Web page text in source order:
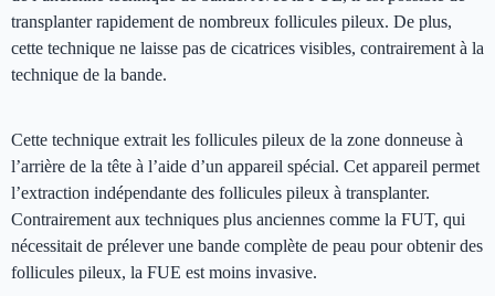
transplanter rapidement de nombreux follicules pileux. De plus,
cette technique ne laisse pas de cicatrices visibles, contrairement à la
technique de la bande.
Cette technique extrait les follicules pileux de la zone donneuse à
l’arrière de la tête à l’aide d’un appareil spécial. Cet appareil permet
l’extraction indépendante des follicules pileux à transplanter.
Contrairement aux techniques plus anciennes comme la FUT, qui
nécessitait de prélever une bande complète de peau pour obtenir des
follicules pileux, la FUE est moins invasive.